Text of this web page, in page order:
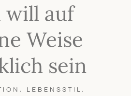
will auf
Weise
sein
, LEBENSSTIL ,